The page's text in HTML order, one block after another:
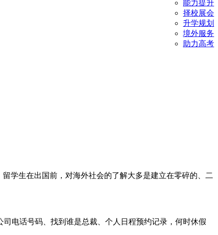
能力提升
择校展会
升学规划
境外服务
助力高考
学生在出国前，对海外社会的了解大多是建立在零碎的、二
电话号码、找到谁是总裁、个人日程预约记录，何时休假